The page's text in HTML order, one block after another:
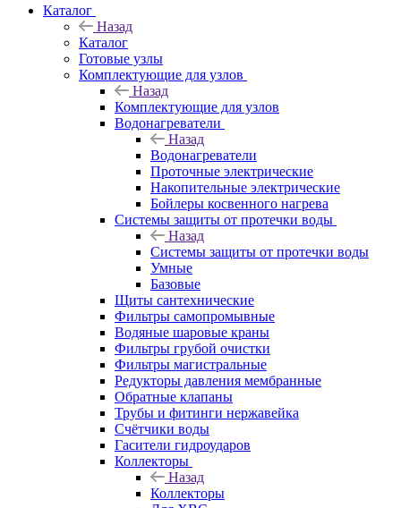
Каталог
Назад
Каталог
Готовые узлы
Комплектующие для узлов
Назад
Комплектующие для узлов
Водонагреватели
Назад
Водонагреватели
Проточные электрические
Накопительные электрические
Бойлеры косвенного нагрева
Системы защиты от протечки воды
Назад
Системы защиты от протечки воды
Умные
Базовые
Щиты сантехнические
Фильтры самопромывные
Водяные шаровые краны
Фильтры грубой очистки
Фильтры магистральные
Редукторы давления мембранные
Обратные клапаны
Трубы и фитинги нержавейка
Счётчики воды
Гасители гидроударов
Коллекторы
Назад
Коллекторы